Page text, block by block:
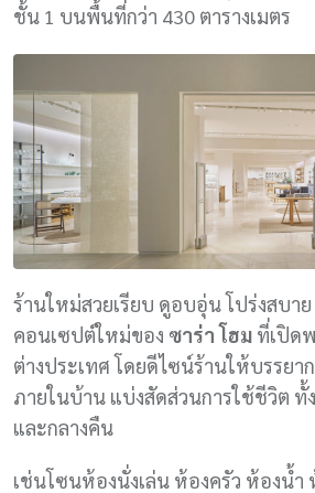
ชั้น 1 บนพื้นที่กว่า 430 ตารางเมตร
ร้านใหม่สวยเรียบ ดูอบอุ่น โปร่งสบาย
คอนเซปต์ใหม่ของ ซาร่า โฮม ที่เปิด
ต่างประเทศ โดยดีไซน์ร้านให้บรรยา
ภายในบ้าน แบ่งสัดส่วนการใช้ชีวิต ทั้
และกลางคืน
เช่นโซนห้องนั่งเล่น ห้องครัว ห้องน้